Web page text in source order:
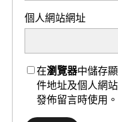
個人網站網址
在瀏覽器中儲存
件地址及個人網
發佈留言時使用。